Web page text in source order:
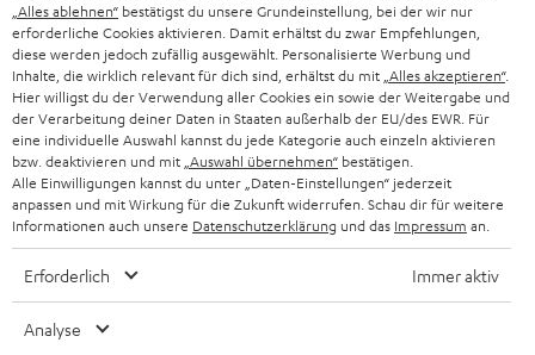
BLUETOOTH-LAUTSPRECHER
KOPFHÖRER
BLUETOOTH-KOPFHÖRER
STEREOANLAGEN
LAUTSPRECHER
ULTIMA-SERIE
IN-EAR-KOPFHÖRER
PARTNERPROGRAMM
BLOG
NEWSLETTER
STORES
DEINE VORTEILE BEI TEUFEL
UNSER MANAGEMENT
SCHWEIZ
NIEDERLANDE
BELGIEN
FRANKREICH
POLEN
SPANIEN
„Alles ablehnen“ bestätigst du unsere Grundeinstellung, bei der wir nur
erforderliche Cookies aktivieren. Damit erhältst du zwar Empfehlungen,
diese werden jedoch zufällig ausgewählt. Personalisierte Werbung und
Inhalte, die wirklich relevant für dich sind, erhältst du mit „Alles akzeptieren“.
Hier willigst du der Verwendung aller Cookies ein sowie der Weitergabe und
der Verarbeitung deiner Daten in Staaten außerhalb der EU/des EWR. Für
eine individuelle Auswahl kannst du jede Kategorie auch einzeln aktivieren
bzw. deaktivieren und mit „Auswahl übernehmen“ bestätigen.
Alle Einwilligungen kannst du unter „Daten-Einstellungen“ jederzeit
anpassen und mit Wirkung für die Zukunft widerrufen. Schau dir für weitere
Informationen auch unsere Datenschutzerklärung und das Impressum an.
Erforderlich Immer aktiv
Analyse